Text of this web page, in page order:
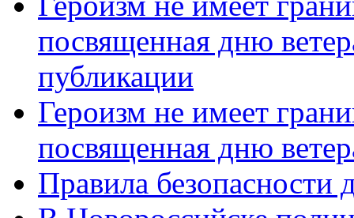
посвященная дню
публикации
Героизм не имеет
посвященная дню
Правила безопасности